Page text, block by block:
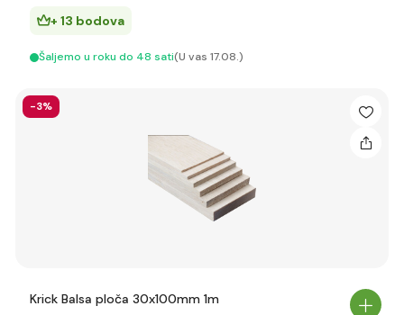
+ 13 bodova
Šaljemo u roku do 48 sati(U vas 17.08.)
-3%
Krick Balsa ploča 30x100mm 1m